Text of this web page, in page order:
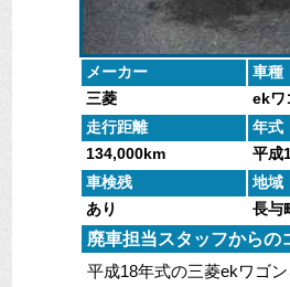
メーカー
車種
三菱
ekワ
走行距離
年式
134,000km
平成
車検残
地域
あり
長与
廃車担当スタッフからの
平成18年式の三菱ekワゴ